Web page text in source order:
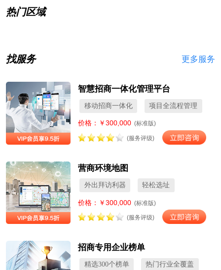
热门区域
找服务 更多服务
智慧招商一体化管理平台
移动招商一体化 项目全流程管理
价格：￥300,000 (标准版)
(服务评级)
营商环境地图
外出拜访利器 轻松选址
价格：￥300,000 (标准版)
(服务评级)
招商专用企业榜单
精选300个榜单 热门行业全覆盖